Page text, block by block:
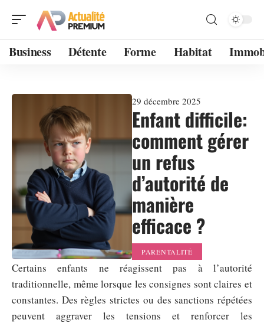
Business Détente Forme Habitat
29 décembre 2025
Enfant difficile:
comment gérer
un refus
d’autorité de
manière
efficace ?
PARENTALITÉ
Certains enfants ne réagissent pas à l’autorité
traditionnelle, même lorsque les consignes sont claires et
constantes. Des règles strictes ou des sanctions répétées
peuvent aggraver les tensions et renforcer les